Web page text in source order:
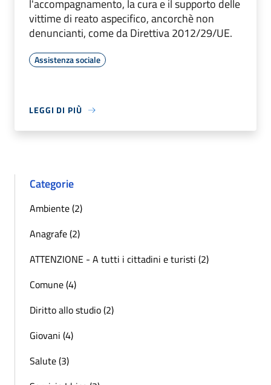
l'accompagnamento, la cura e il supporto delle
vittime di reato aspecifico, ancorchè non
denuncianti, come da Direttiva 2012/29/UE.
Assistenza sociale
LEGGI DI PIÙ
Categorie
Ambiente (2)
Anagrafe (2)
ATTENZIONE - A tutti i cittadini e turisti (2)
Comune (4)
Diritto allo studio (2)
Giovani (4)
Salute (3)